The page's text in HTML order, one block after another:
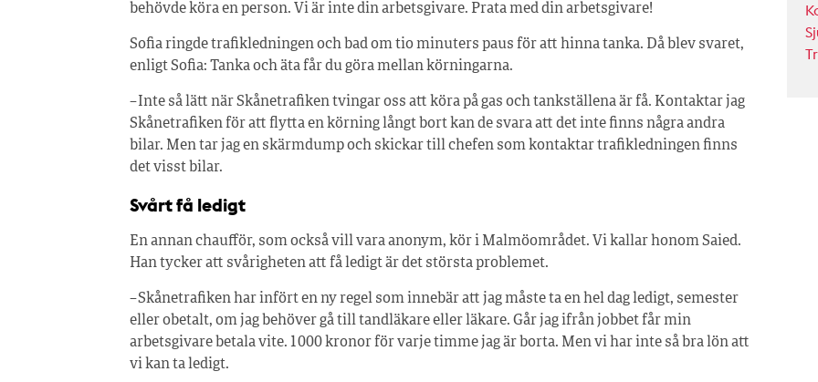
behövde köra en person. Vi är inte din arbetsgivare. Prata med din arbetsgivare!
Sofia ringde trafikledningen och bad om tio minuters paus för att hinna tanka. Då blev svaret,
enligt Sofia: Tanka och äta får du göra mellan körningarna.
– Inte så lätt när Skånetrafiken tvingar oss att köra på gas och tankställena är få. Kontaktar jag
Skånetrafiken för att flytta en körning långt bort kan de svara att det inte finns några andra
bilar. Men tar jag en skärmdump och skickar till chefen som kontaktar trafikledningen finns
det visst bilar.
Svårt få ledigt
En annan chaufför, som också vill vara anonym, kör i Malmöområdet. Vi kallar honom Saied.
Han tycker att svårigheten att få ledigt är det största problemet.
– Skånetrafiken har infört en ny regel som innebär att jag måste ta en hel dag ledigt, semester
eller obetalt, om jag behöver gå till tandläkare eller läkare. Går jag ifrån jobbet får min
arbetsgivare betala vite. 1 000 kronor för varje timme jag är borta. Men vi har inte så bra lön att
vi kan ta ledigt.